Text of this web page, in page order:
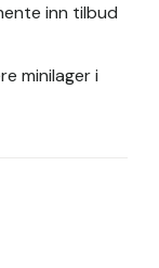
inn tilbud
minilager i